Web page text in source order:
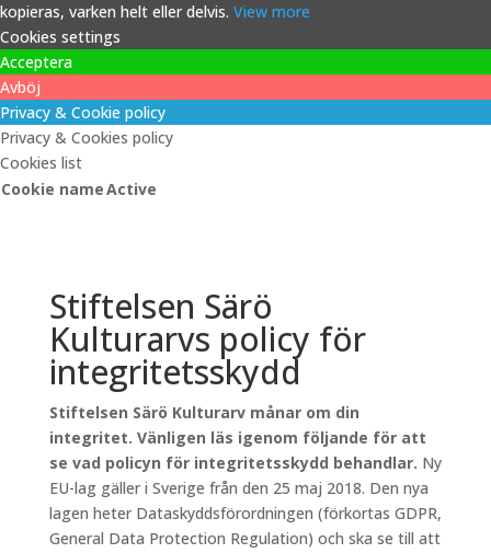
kopieras, varken helt eller delvis. View more
Cookies settings
Acceptera
Avböj
Privacy & Cookie policy
Privacy & Cookies policy
Cookies list
Cookie nameActive
Stiftelsen Särö
Kulturarvs policy för
integritetsskydd
Stiftelsen Särö Kulturarv månar om din
integritet. Vänligen läs igenom följande för att
se vad policyn för integritetsskydd behandlar. Ny
EU-lag gäller i Sverige från den 25 maj 2018. Den nya
lagen heter Dataskyddsförordningen (förkortas GDPR,
General Data Protection Regulation) och ska se till att